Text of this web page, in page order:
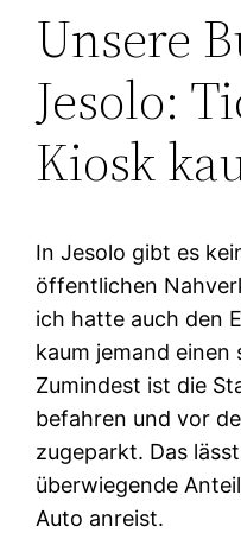
Unsere
Jesolo:
Kiosk
In Jesolo gibt es
öffentlichen
ich hatte auch den
kaum jemand einen
Zumindest ist die
befahren und vor
zugeparkt. Das
überwiegende
Auto anreist.